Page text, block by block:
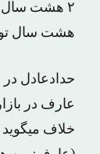
۲ هشت سال
هشت سال
حدادعادل
عارف در
خلاف